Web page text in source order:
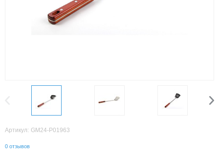
Артикул: GM24-P01963
0 отзывов